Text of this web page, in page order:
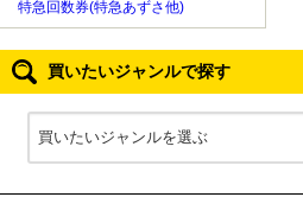
特急回数券(特急あずさ他)
買いたいジャンルで探す